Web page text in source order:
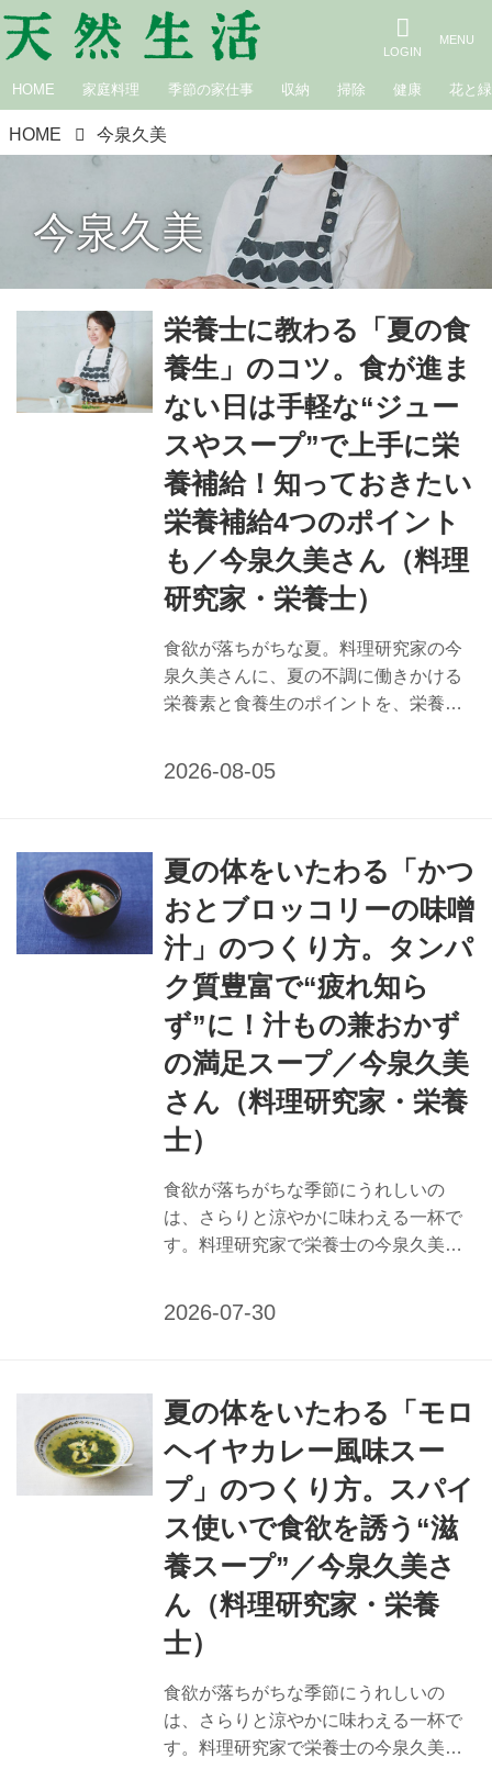
HOME 家庭料理 季節の家仕事 収納 掃除 健康 花と緑
HOME 今泉久美
今泉久美
栄養士に教わる「夏の食
養生」のコツ。食が進ま
ない日は手軽な“ジュー
スやスープ”で上手に栄
養補給！知っておきたい
栄養補給4つのポイント
も／今泉久美さん（料理
研究家・栄養士）
食欲が落ちがちな夏。料理研究家の今
泉久美さんに、夏の不調に働きかける
栄養素と食養生のポイントを、栄養士
れて 暑さで食が進まない夏、体力は落
ちるばかりです。深刻な夏バテに陥る
前のこの時季にこそ、ぜひ取り入れた
いのが、手軽につくれる栄養豊富なド
リンクやスープ。 「もちろん、本来は
しっかりかんで消化吸収をよくして、
栄養を摂りたいところ。けれど、食べ
る気が起きないときは食欲のアップす
るジュースやスープを取り入れて、水
分や栄...
夏の体をいたわる「かつ
おとブロッコリーの味噌
汁」のつくり方。タンパ
ク質豊富で“疲れ知ら
ず”に！汁もの兼おかず
の満足スープ／今泉久美
さん（料理研究家・栄養
士）
食欲が落ちがちな季節にうれしいの
は、さらりと涼やかに味わえる一杯で
す。料理研究家で栄養士の今泉久美さ
2025年8月号掲載） 疲労回復におすす
め 「かつおとブロッコリーの味噌汁」
のつくり方 汁もの兼おかずのボリュー
ム感。かつおのタンパク質で疲れ知ら
ずに。 夏バテ予防に働きかける栄養補
給のポイント 【疲労回復】 疲れをとる
ならビタミンB群を意識して。雑穀類、
ナッツ類、ごま、豚肉や牛肉などには
ビタミンB1が、牛乳や豆類、豚肉...
夏の体をいたわる「モロ
ヘイヤカレー風味スー
プ」のつくり方。スパイ
ス使いで食欲を誘う“滋
養スープ”／今泉久美さ
ん（料理研究家・栄養
士）
食欲が落ちがちな季節にうれしいの
は、さらりと涼やかに味わえる一杯で
す。料理研究家で栄養士の今泉久美さ